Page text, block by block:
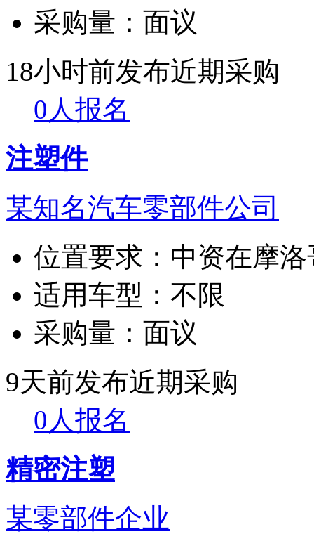
采购量： 面议
18小时前发布近期采购
0人报名
注塑件
某知名汽车零部件公司
位置要求： 中资在摩
适用车型： 不限
采购量： 面议
9天前发布近期采购
0人报名
精密注塑
某零部件企业